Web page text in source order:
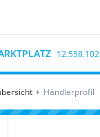
12.558.102
Händlerprofil